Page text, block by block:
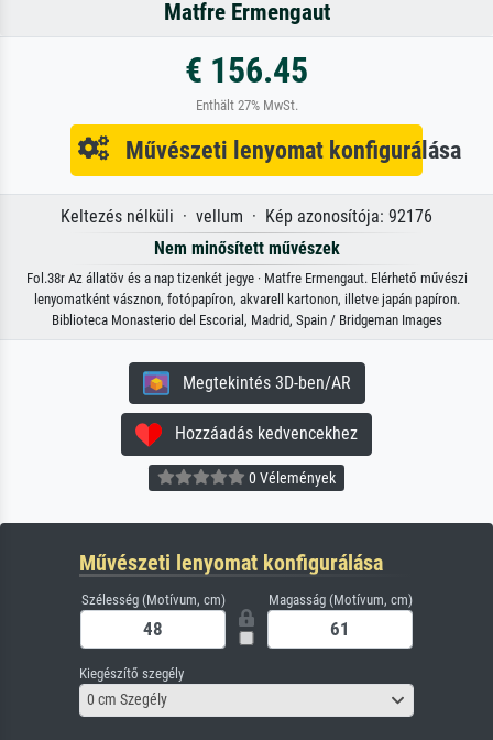
Matfre Ermengaut
€ 156.45
Enthält 27% MwSt.
Művészeti lenyomat konfigurálása
Keltezés nélküli · vellum · Kép azonosítója: 92176
Nem minősített művészek
Fol.38r Az állatöv és a nap tizenkét jegye · Matfre Ermengaut. Elérhető művészi
lenyomatként vásznon, fotópapíron, akvarell kartonon, illetve japán papíron.
Biblioteca Monasterio del Escorial, Madrid, Spain / Bridgeman Images
Megtekintés 3D-ben/AR
Hozzáadás kedvencekhez
0 Vélemények
Művészeti lenyomat konfigurálása
Szélesség (Motívum, cm) Magasság (Motívum, cm)
Kiegészítő szegély
0 cm Szegély